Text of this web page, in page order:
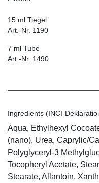
15 ml Tiegel
Art.-Nr. 1190
7 ml Tube
Art.-Nr. 1490
Ingredients (INCI-
Aqua, Ethylhexyl
(nano), Urea, Caprylic/
Polyglyceryl-3
Tocopheryl Acetate,
Stearate, Allantoin,